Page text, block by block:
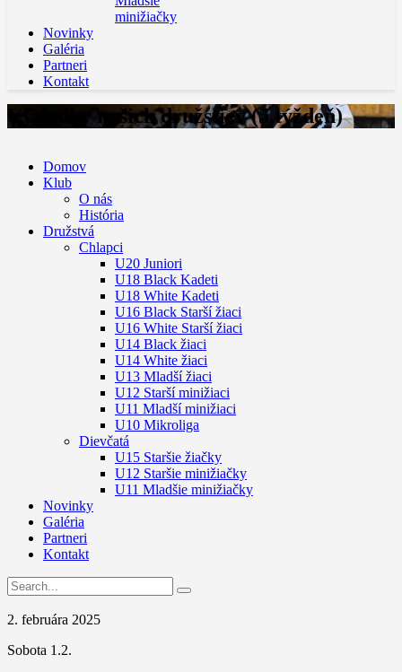
minižiačky
Novinky
Galéria
Partneri
Kontakt
Výsledky našich družstiev (5.týždeň)
Domov
Klub
O nás
História
Družstvá
Chlapci
U20 Juniori
U18 Black Kadeti
U18 White Kadeti
U16 Black Starší žiaci
U16 White Starší žiaci
U14 Black žiaci
U14 White žiaci
U13 Mladší žiaci
U12 Starší minižiaci
U11 Mladší minižiaci
U10 Mikroliga
Dievčatá
U15 Staršie žiačky
U12 Staršie minižiačky
U11 Mladšie minižiačky
Novinky
Galéria
Partneri
Kontakt
2. februára 2025
Sobota 1.2.